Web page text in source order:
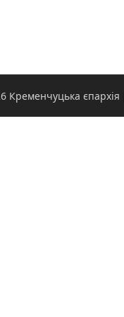
Кременчуцька єпархія